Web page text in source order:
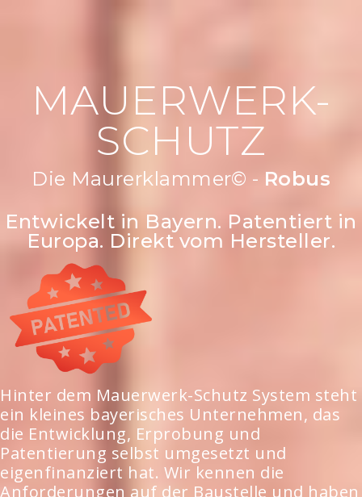
MAUERWERK-
SCHUTZ
Die Maurerklammer© - Robust &
strapazierfähi
Entwickelt in Bayern. Patentiert in
Europa. Direkt vom Hersteller.
Hinter dem Mauerwerk-Schutz System steht
ein kleines bayerisches Unternehmen, das
die Entwicklung, Erprobung und
Patentierung selbst umgesetzt und